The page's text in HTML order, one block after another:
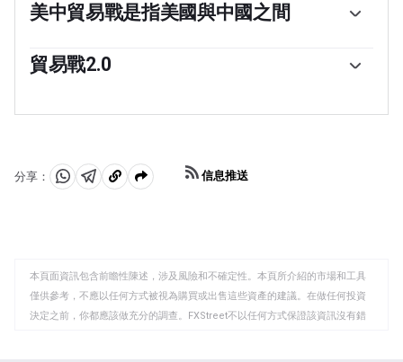
美中貿易戰是指美國與中國之間
統唐納德·特朗普對中國設置貿易壁壘，聲稱其不公平的商
業行為和知識產權盜竊。中國隨即採取報復行動，對多種
到兩國在2020年1月簽署了美中第一階段貿易協議。該協
使衝突的焦點轉移。然而，值得一提的是，接替特朗普就
任的總統喬·拜登保持了關稅不變，甚至增加了一些額外的
貿易戰2.0
之間的新一波緊張局勢。在2024年選舉競選期間，特朗普
上重新開始，報復性政策將影響全球經濟格局，全球供應
鏈的中斷導致支出減少，特別是投資，並直接影響消費者
分享：
分 分 複
板
信息推送
本頁面資訊包含前瞻性陳述，涉及風險和不確定性。本頁所介紹的市場和工具
僅供參考，不應以任何方式被視為購買或出售這些資產的建議。在做任何投資
決定之前，你都應該做充分的調查。FXStreet不以任何方式保證該資訊沒有錯